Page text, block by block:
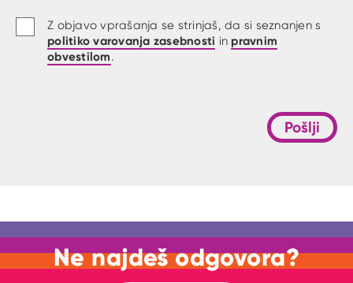
Z objavo vprašanja se strinjaš, da si seznanjen s
politiko varovanja zasebnosti in pravnim
obvestilom.
Pošlji
Ne najdeš odgovora?